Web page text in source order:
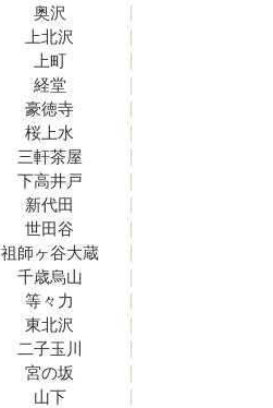
奥沢
上北沢
上町
経堂
豪徳寺
桜上水
三軒茶屋
下高井戸
新代田
世田谷
祖師ヶ谷大蔵
千歳烏山
等々力
東北沢
二子玉川
宮の坂
山下